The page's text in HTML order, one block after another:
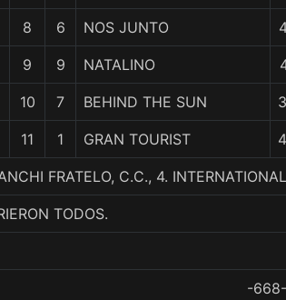
8 6 NOS JUNTO
9 9 NATALINO
10 7 BEHIND THE SUN
11 1 GRAN TOURIST
FRATELO, C.C., 4.
TODOS.
-668-